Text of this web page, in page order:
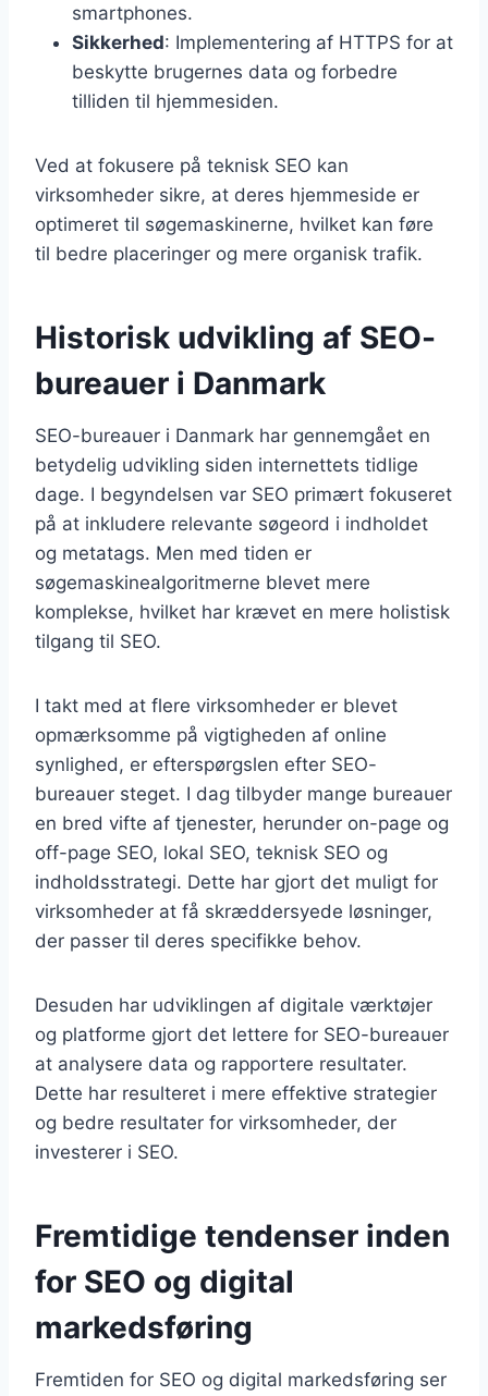
smartphones.
Sikkerhed: Implementering af HTTPS for at
beskytte brugernes data og forbedre
tilliden til hjemmesiden.
Ved at fokusere på teknisk SEO kan
virksomheder sikre, at deres hjemmeside er
optimeret til søgemaskinerne, hvilket kan føre
til bedre placeringer og mere organisk trafik.
Historisk udvikling af SEO-
bureauer i Danmark
SEO-bureauer i Danmark har gennemgået en
betydelig udvikling siden internettets tidlige
dage. I begyndelsen var SEO primært fokuseret
på at inkludere relevante søgeord i indholdet
og metatags. Men med tiden er
søgemaskinealgoritmerne blevet mere
komplekse, hvilket har krævet en mere holistisk
tilgang til SEO.
I takt med at flere virksomheder er blevet
opmærksomme på vigtigheden af online
synlighed, er efterspørgslen efter SEO-
bureauer steget. I dag tilbyder mange bureauer
en bred vifte af tjenester, herunder on-page og
off-page SEO, lokal SEO, teknisk SEO og
indholdsstrategi. Dette har gjort det muligt for
virksomheder at få skræddersyede løsninger,
der passer til deres specifikke behov.
Desuden har udviklingen af digitale værktøjer
og platforme gjort det lettere for SEO-bureauer
at analysere data og rapportere resultater.
Dette har resulteret i mere effektive strategier
og bedre resultater for virksomheder, der
investerer i SEO.
Fremtidige tendenser inden
for SEO og digital
markedsføring
Fremtiden for SEO og digital markedsføring ser